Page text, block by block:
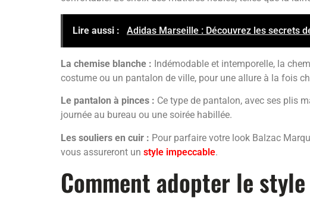
Lire aussi : Adidas Marseille : Découvrez les secrets
La chemise blanche : Indémodable et intemporelle, la
costume ou un pantalon de ville, pour une allure à la fois
Le pantalon à pinces : Ce type de pantalon, avec ses plis
journée au bureau ou une soirée habillée.
Les souliers en cuir : Pour parfaire votre look Balzac
vous assureront un style impeccable.
Comment adopter le